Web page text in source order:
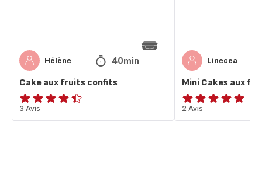
Hélène 40min
Cake aux fruits confits
ratings.4.4
3 Avis
Linecea
Mini Cakes aux
Avis
5
2 Avis